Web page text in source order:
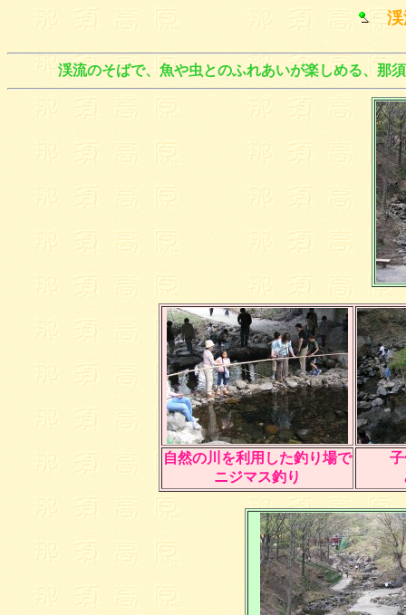
渓
渓流のそばで、魚や虫とのふれあいが楽しめる、那
自然の川を利用した釣り場で
ニジマス釣り